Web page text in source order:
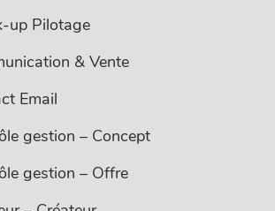
up Pilotage
& Vente
Email
gestion – Concept
gestion – Offre